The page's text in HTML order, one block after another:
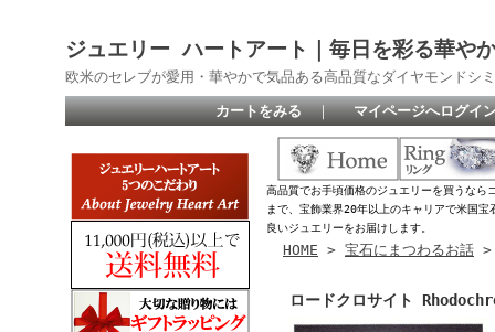
ジュエリー ハートアート｜毎日を彩る華や
欧米のセレブが愛用・華やかで気品ある高品質なダイヤモンドシ
カートをみる ｜ マイページへログイ
高品質でお手頃価格のジュエリーを買うなら
まで、宝飾業界20年以上のキャリアで米国
良いジュエリーをお届けします。
HOME > 宝石にまつわるお話
ロードクロサイト